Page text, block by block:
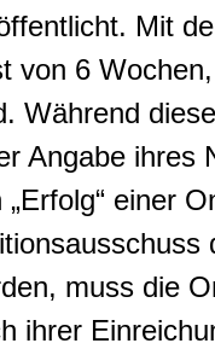
Mit
von 6
Während
Angabe ihres
„Erfolg“ einer
muss die
ihrer